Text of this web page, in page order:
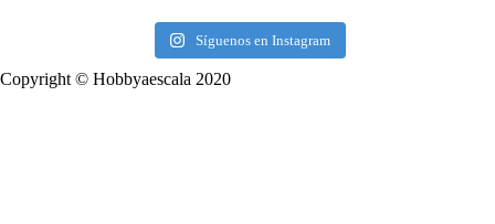
Síguenos en Instagram
Copyright © Hobbyaescala 2020